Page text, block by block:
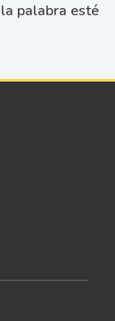
palabra esté